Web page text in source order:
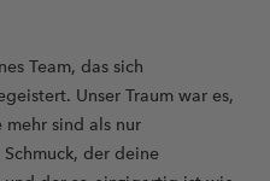
Team, das sich
Unser Traum war es,
mehr sind als nur
der deine